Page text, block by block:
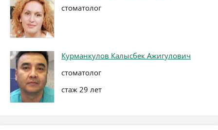
стоматолог
Курманкулов Калысбек Ажигулович
стоматолог
стаж 29 лет